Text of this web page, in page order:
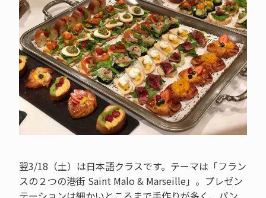
翌3/18（土）は日本語クラスです。テーマは「フラン
スの２つの港街 Saint Malo & Marseille」。プレゼン